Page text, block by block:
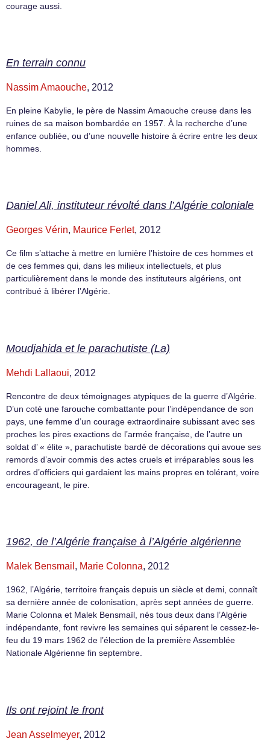
courage aussi.
En terrain connu
Nassim Amaouche, 2012
En pleine Kabylie, le père de Nassim Amaouche creuse dans les
ruines de sa maison bombardée en 1957. À la recherche d’une
enfance oubliée, ou d’une nouvelle histoire à écrire entre les deux
hommes.
Daniel Ali, instituteur révolté dans l’Algérie coloniale
Georges Vérin, Maurice Ferlet, 2012
Ce film s’attache à mettre en lumière l’histoire de ces hommes et
de ces femmes qui, dans les milieux intellectuels, et plus
particulièrement dans le monde des instituteurs algériens, ont
contribué à libérer l’Algérie.
Moudjahida et le parachutiste (La)
Mehdi Lallaoui, 2012
Rencontre de deux témoignages atypiques de la guerre d’Algérie.
D’un coté une farouche combattante pour l’indépendance de son
pays, une femme d’un courage extraordinaire subissant avec ses
proches les pires exactions de l’armée française, de l’autre un
soldat d’ « élite », parachutiste bardé de décorations qui avoue ses
remords d’avoir commis des actes cruels et irréparables sous les
ordres d’officiers qui gardaient les mains propres en tolérant, voire
encourageant, le pire.
1962, de l’Algérie française à l’Algérie algérienne
Malek Bensmail , Marie Colonna, 2012
1962, l’Algérie, territoire français depuis un siècle et demi, connaît
sa dernière année de colonisation, après sept années de guerre.
Marie Colonna et Malek Bensmaïl, nés tous deux dans l’Algérie
indépendante, font revivre les semaines qui séparent le cessez-le-
feu du 19 mars 1962 de l’élection de la première Assemblée
Nationale Algérienne fin septembre.
Ils ont rejoint le front
Jean Asselmeyer, 2012